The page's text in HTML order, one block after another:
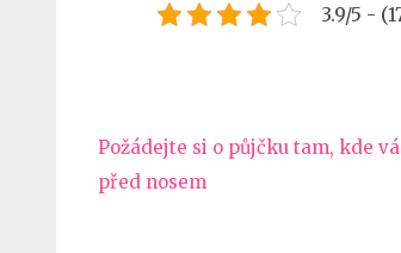
3.9/5 -
Navigace
pro
Požádejte si o půjčku tam, kde
před nosem